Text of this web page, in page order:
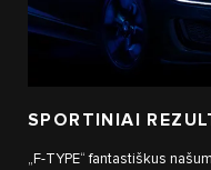
SPORTINIAI
„F-TYPE“ fantastiškus